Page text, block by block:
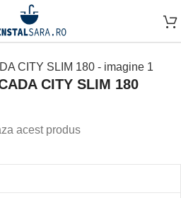
SI PARAVANE MASCA CADA
CITY SLIM 180
acest produs